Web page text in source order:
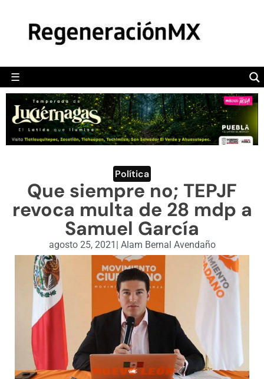
☰
POLÍTICA
CAMALEÓN
OPINIÓN
DEPORTES
ENGLISH SECTION
VIDEOS
Política
Que siempre no; TEPJF
revoca multa de 28 mdp a
Samuel García
agosto 25, 2021 | Alam Bernal Avendaño